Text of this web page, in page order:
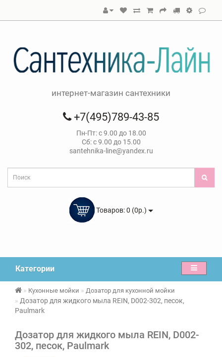
интернет-магазин сантехники
+7(495)789-43-85
Пн-Пт: с 9.00 до 18.00
Сб: с 9.00 до 15.00
santehnika-line@yandex.ru
Товаров: 0 (0р.)
Категории
Кухонные мойки Дозатор для кухонной мойки
Дозатор для жидкого мыла REIN, D002-302, песок,
Paulmark
Дозатор для жидкого мыла REIN, D002-
302, песок, Paulmark